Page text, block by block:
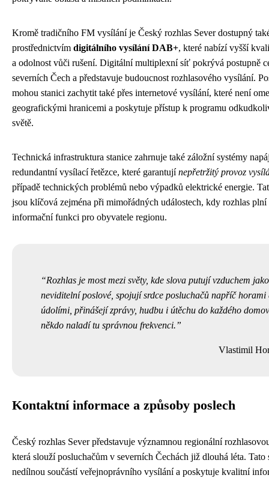
Kromě tradičního FM vysílání je Český rozhlas Sever dostupný
prostřednictvím digitálního vysílání DAB+, které nabízí vyšší
a odolnost vůči rušení. Digitální multiplexní síť pokrývá postupně
severních Čech a představuje budoucnost rozhlasového vysílání.
mohou stanici zachytit také přes internetové vysílání, které není
geografickými hranicemi a poskytuje přístup k programu
světě.
Technická infrastruktura stanice zahrnuje také záložní systémy
redundantní vysílací řetězce, které garantujínepřetržitý provoz
případě technických problémů nebo výpadků elektrické energie.
jsou klíčová zejména při mimořádných událostech, kdy rozhlas
informační funkci pro obyvatele regionu.
Rozhlas je most mezi světy, kde slova putují vzduchem jako
neviditelní poslové, spojují srdce posluchačů napříč horami
údolími, přinášejí zprávy, hudbu i útěchu do každého
někdo naladí tu správnou frekvenci.
Vlastimil
Kontaktní informace a způsoby poslech
Český rozhlas Sever představuje významnou regionální
která slouží posluchačům v severních Čechách již dlouhá léta. Tato
nedílnou součástí veřejnoprávního vysílání a poskytuje kvalitní